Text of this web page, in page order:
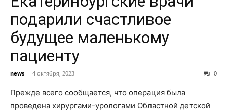
подарили счастливое
будущее маленькому
пациенту
news - 4 октября, 2023 0
Прежде всего сообщается, что операция была
проведена хирургами-урологами Областной детской